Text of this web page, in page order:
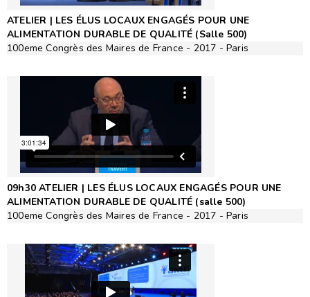
ATELIER | LES ÉLUS LOCAUX ENGAGÉS POUR UNE
ALIMENTATION DURABLE DE QUALITÉ (Salle 500)
100eme Congrès des Maires de France - 2017 - Paris
09h30 ATELIER | LES ÉLUS LOCAUX ENGAGÉS POUR UNE
ALIMENTATION DURABLE DE QUALITÉ (salle 500)
100eme Congrès des Maires de France - 2017 - Paris